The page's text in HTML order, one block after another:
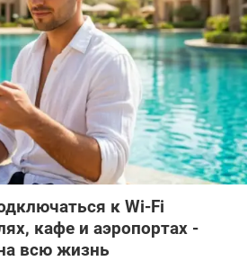
к Wi-Fi
кафе и аэропортах -
всю жизнь